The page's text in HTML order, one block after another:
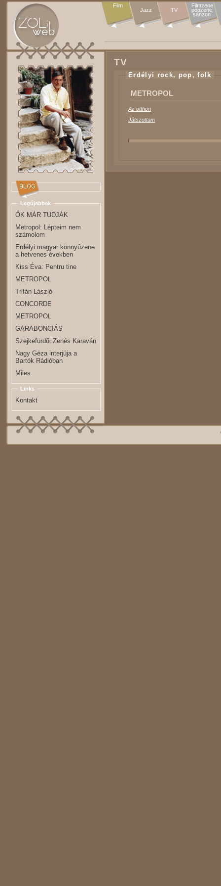
Film
Jazz TV
Filmzene
popzene,
sanzon
TV
Erdélyi rock, pop, folk
METROPOL
Az otthon
Játszottam
Legújabbak
ŐK MÁR TUDJÁK
Metropol: Lépteim nem
számolom
Erdélyi magyar könnyûzene
a hetvenes években
Kiss Éva: Pentru tine
METROPOL
Trifán László
CONCORDE
METROPOL
GARABONCIÁS
Szejkefürdõi Zenés Karaván
Nagy Géza interjúja a
Bartók Rádióban
Miles
Links
Kontakt